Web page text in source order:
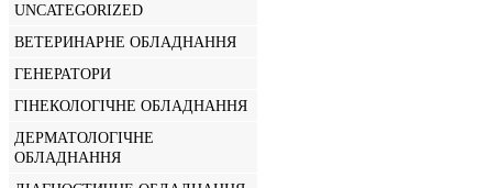
UNCATEGORIZED
ВЕТЕРИНАРНЕ ОБЛАДНАННЯ
ГЕНЕРАТОРИ
ГІНЕКОЛОГІЧНЕ ОБЛАДНАННЯ
ДЕРМАТОЛОГІЧНЕ
ОБЛАДНАННЯ